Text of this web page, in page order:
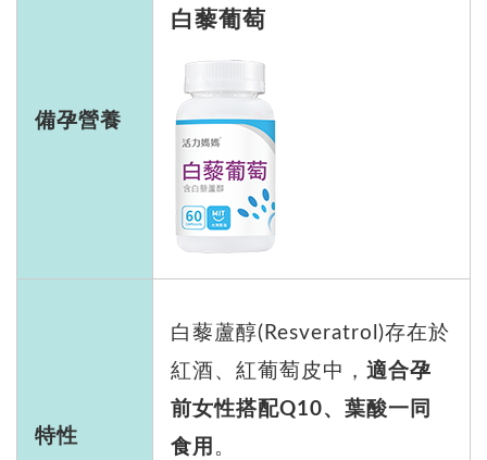
備孕營養
白藜葡萄
特性
白藜蘆醇(Resveratrol)存在於
紅酒、紅葡萄皮中， 適合孕
前女性搭配Q10、葉酸一同
食用 。